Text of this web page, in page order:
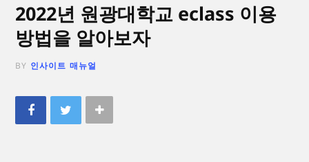
2022년 원광대학교 eclass 이용
방법을 알아보자
BY 인사이트 매뉴얼